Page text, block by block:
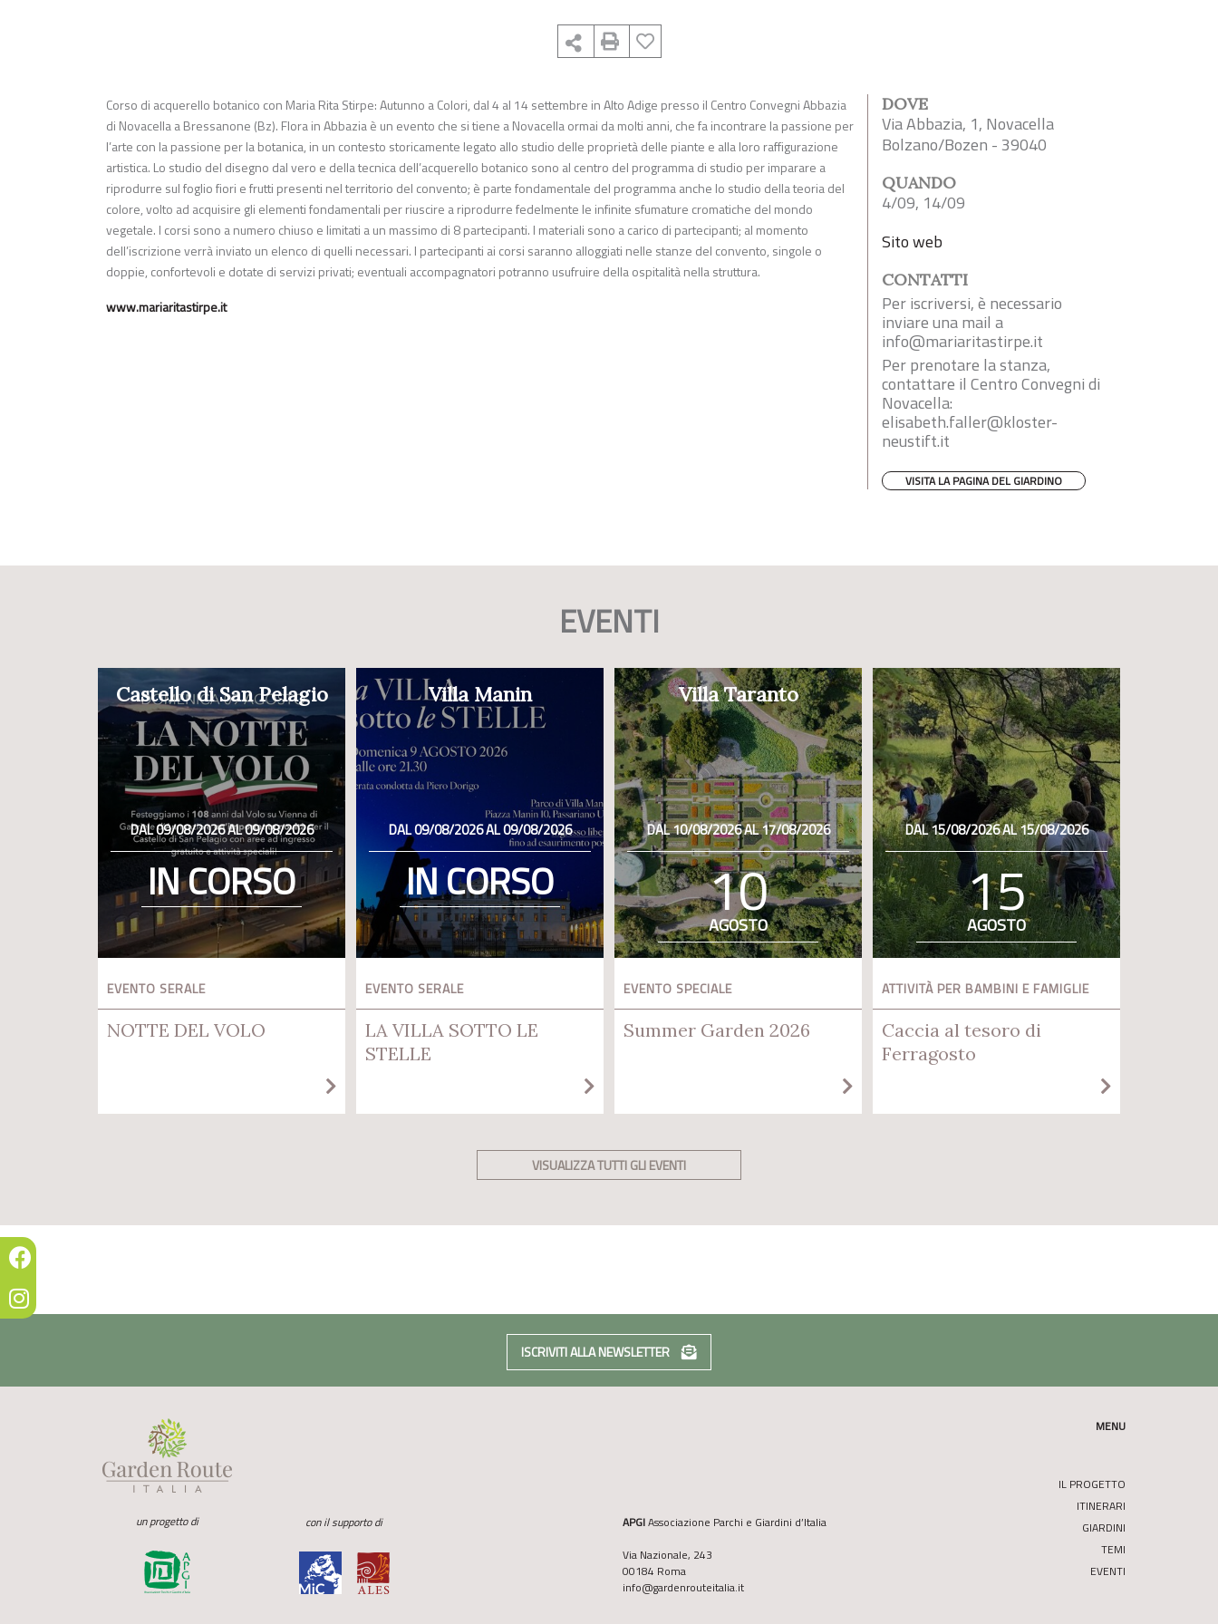
Corso di acquerello botanico con Maria Rita Stirpe: Autunno a Colori, dal 4 al 14 settembre in Alto Adige presso il Centro Convegni Abbazia
di Novacella a Bressanone (Bz). Flora in Abbazia è un evento che si tiene a Novacella ormai da molti anni, che fa incontrare la passione per
l’arte con la passione per la botanica, in un contesto storicamente legato allo studio delle proprietà delle piante e alla loro raffigurazione
artistica. Lo studio del disegno dal vero e della tecnica dell’acquerello botanico sono al centro del programma di studio per imparare a
riprodurre sul foglio fiori e frutti presenti nel territorio del convento; è parte fondamentale del programma anche lo studio della teoria del
colore, volto ad acquisire gli elementi fondamentali per riuscire a riprodurre fedelmente le infinite sfumature cromatiche del mondo
vegetale. I corsi sono a numero chiuso e limitati a un massimo di 8 partecipanti. I materiali sono a carico di partecipanti; al momento
dell’iscrizione verrà inviato un elenco di quelli necessari. I partecipanti ai corsi saranno alloggiati nelle stanze del convento, singole o
doppie, confortevoli e dotate di servizi privati; eventuali accompagnatori potranno usufruire della ospitalità nella struttura.
www.mariaritastirpe.it
DOVE
Via Abbazia, 1, Novacella
Bolzano/Bozen - 39040
QUANDO
4/09, 14/09
Sito web
CONTATTI
Per iscriversi, è necessario
inviare una mail a
info@mariaritastirpe.it
Per prenotare la stanza,
contattare il Centro Convegni di
Novacella:
elisabeth.faller@kloster-
neustift.it
VISITA LA PAGINA DEL GIARDINO
EVENTI
Castello di San Pelagio
DAL 09/08/2026 AL 09/08/2026
IN CORSO
EVENTO SERALE
NOTTE DEL VOLO
Villa Manin
DAL 09/08/2026 AL 09/08/2026
IN CORSO
EVENTO SERALE
LA VILLA SOTTO LE
STELLE
Villa Taranto
DAL 10/08/2026 AL 17/08/2026
10
AGOSTO
EVENTO SPECIALE
Summer Garden 2026
DAL 15/08/2026 AL 15/08/2026
15
AGOSTO
ATTIVITÀ PER BAMBINI E FAMIGLIE
Caccia al tesoro di
Ferragosto
VISUALIZZA TUTTI GLI EVENTI
ISCRIVITI ALLA NEWSLETTER
un progetto di con il supporto di APGIAssociazione Parchi e Giardini d’Italia
Via Nazionale, 243
00184 Roma
info@gardenrouteitalia.it
MENU
IL PROGETTO
ITINERARI
GIARDINI
TEMI
EVENTI